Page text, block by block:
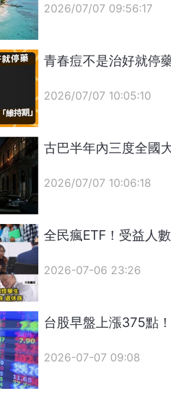
2026/07/07 09:56:17
青春痘不是治好就停
2026/07/07 10:05:10
古巴半年內三度全國
2026/07/07 10:06:18
全民瘋ETF！受益人
2026-07-06 23:26
台股早盤上漲375點
2026-07-07 09:08